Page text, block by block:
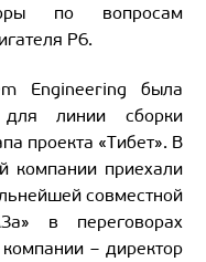
по вопросам
Р6.
Engineering была
для линии сборки
проекта «Тибет». В
компании приехали
совместной
в переговорах
– директор